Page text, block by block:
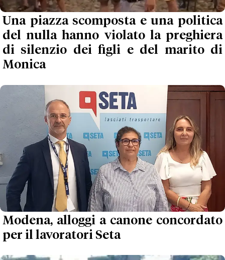
Una piazza scomposta e una politica
del nulla hanno violato la preghiera
di silenzio dei figli e del marito di
Monica
Modena, alloggi a canone concordato
per il lavoratori Seta